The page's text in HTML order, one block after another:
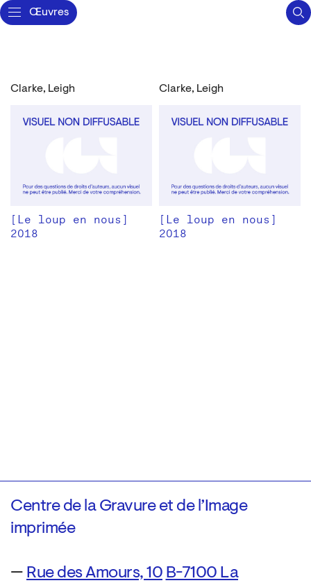
Œuvres
Clarke, Leigh
[Le loup en nous]
2018
Clarke, Leigh
[Le loup en nous]
2018
Centre de la Gravure et de l’Image
imprimée
— Rue des Amours, 10 B-7100 La